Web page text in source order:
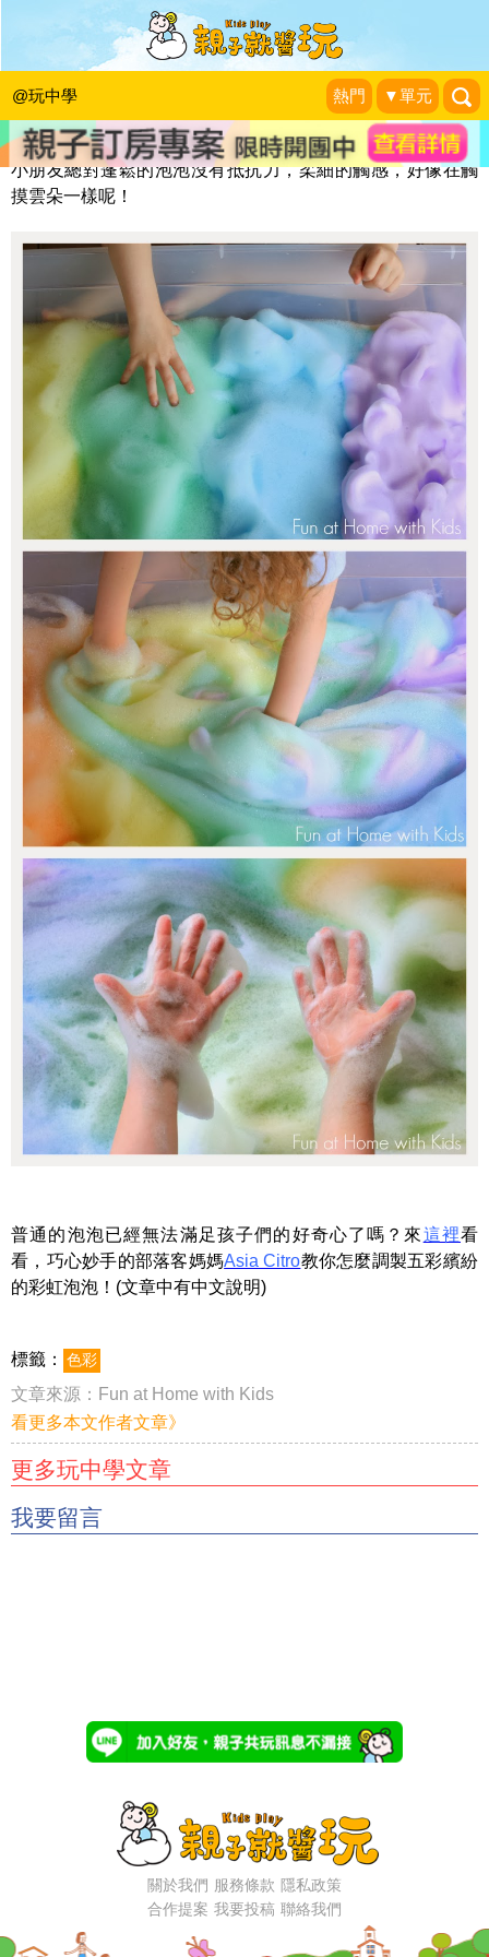
@玩中學 熱門 ▼單元
彩虹觸感泡泡秀
小玉米的媽
小朋友總對蓬鬆的泡泡沒有抵抗力，柔細的觸感，好像在觸
摸雲朵一樣呢！
普通的泡泡已經無法滿足孩子們的好奇心了嗎？來這裡看
看，巧心妙手的部落客媽媽Asia Citro教你怎麼調製五彩繽紛
的彩虹泡泡！(文章中有中文說明)
標籤： 色彩
文章來源： Fun at Home with Kids
看更多本文作者文章》
更多玩中學文章
我要留言
關於我們 服務條款 隱私政策
合作提案 我要投稿 聯絡我們